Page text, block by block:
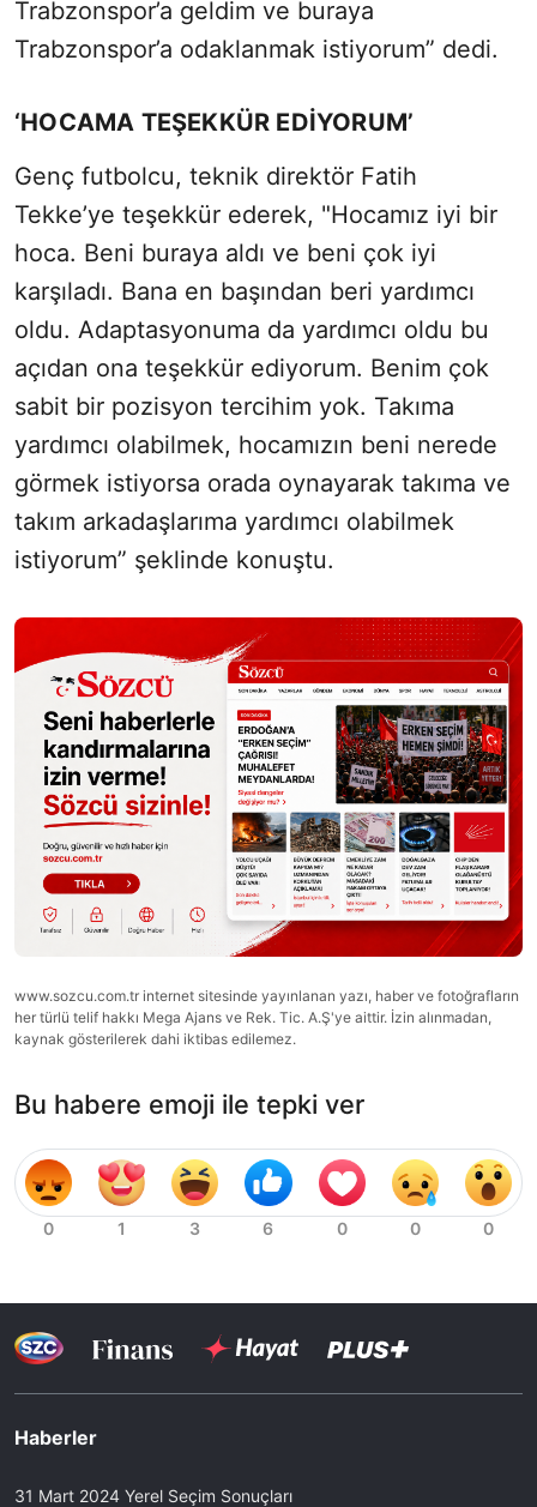
Trabzonspor’a geldim ve buraya
Trabzonspor’a odaklanmak istiyorum” dedi.
‘HOCAMA TEŞEKKÜR EDİYORUM’
Genç futbolcu, teknik direktör Fatih
Tekke’ye teşekkür ederek, "Hocamız iyi bir
hoca. Beni buraya aldı ve beni çok iyi
karşıladı. Bana en başından beri yardımcı
oldu. Adaptasyonuma da yardımcı oldu bu
açıdan ona teşekkür ediyorum. Benim çok
sabit bir pozisyon tercihim yok. Takıma
yardımcı olabilmek, hocamızın beni nerede
görmek istiyorsa orada oynayarak takıma ve
takım arkadaşlarıma yardımcı olabilmek
istiyorum” şeklinde konuştu.
www.sozcu.com.tr internet sitesinde yayınlanan yazı, haber ve fotoğrafların
her türlü telif hakkı Mega Ajans ve Rek. Tic. A.Ş'ye aittir. İzin alınmadan,
kaynak gösterilerek dahi iktibas edilemez.
Bu habere emoji ile tepki ver
Haberler
31 Mart 2024 Yerel Seçim Sonuçları